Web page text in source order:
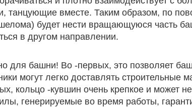
танцующие вместе. Таким образом, по
будет нести вращающуюся часть
в другом направлении.
для башни! Во -первых, это позволяет
могут легко доставлять строительные
кольцо -кувшин очень крепкое и может
генерируемые во время работы,